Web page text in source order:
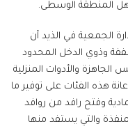
المنطقة الوسطى.
الجمعية في الذيد أن
وذوي الدخل المحدود
والأدوات المنزلية
هذه الفئات على توفير ما
وفتح رافد من روافد
والتي يستفد منها